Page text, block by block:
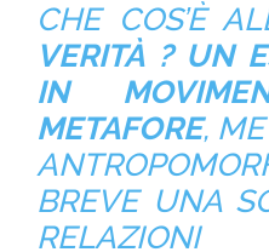
CHE COS’È
VERITÀ ? UN
IN
METAFORE,
BREVE UNA
RELAZIONI